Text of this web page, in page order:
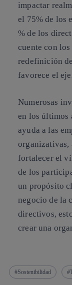
impactar
el 75% de los
% de los
cuente con los
redefinición
favorece el
Numerosas
en los últimos
ayuda a las
organizativas,
fortalecer el
de los
un propósito
negocio de la
directivos,
crear una
Sostenibilidad